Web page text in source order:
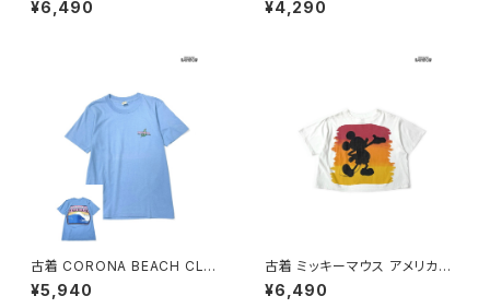
ト コットン100％ 半袖 Ｔシャツ
¥6,490
レッジロゴ コットン100％ 半袖
¥4,290
古着 CORONA BEACH CLUB
アメリカ製 ロゴ バックプリント
コットン 半袖 Ｔシャツ 青 (ttu2
¥5,940
古着 ミッキーマウス アメリカ製
プリント キャラクター ショート丈
コットン 半袖 Ｔシャツ 白 (ttu2
¥6,490